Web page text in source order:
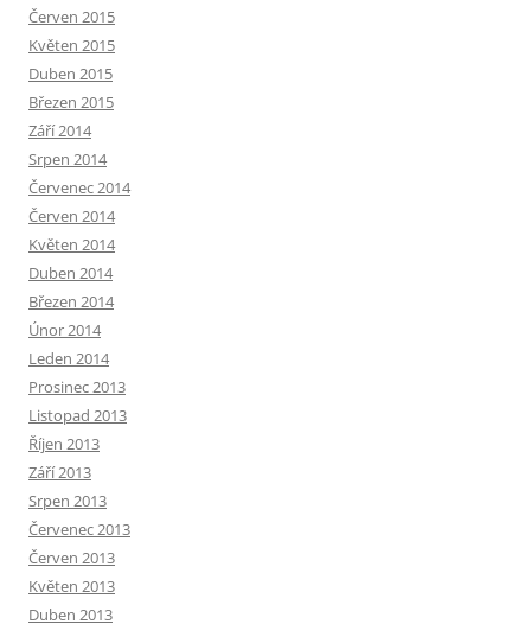
Červen 2015
Květen 2015
Duben 2015
Březen 2015
Září 2014
Srpen 2014
Červenec 2014
Červen 2014
Květen 2014
Duben 2014
Březen 2014
Únor 2014
Leden 2014
Prosinec 2013
Listopad 2013
Říjen 2013
Září 2013
Srpen 2013
Červenec 2013
Červen 2013
Květen 2013
Duben 2013